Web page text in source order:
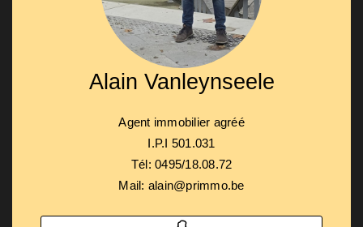
Alain Vanleynseele
Agent immobilier agréé
I.P.I 501.031
Tél: 0495/18.08.72
Mail: alain@primmo.be